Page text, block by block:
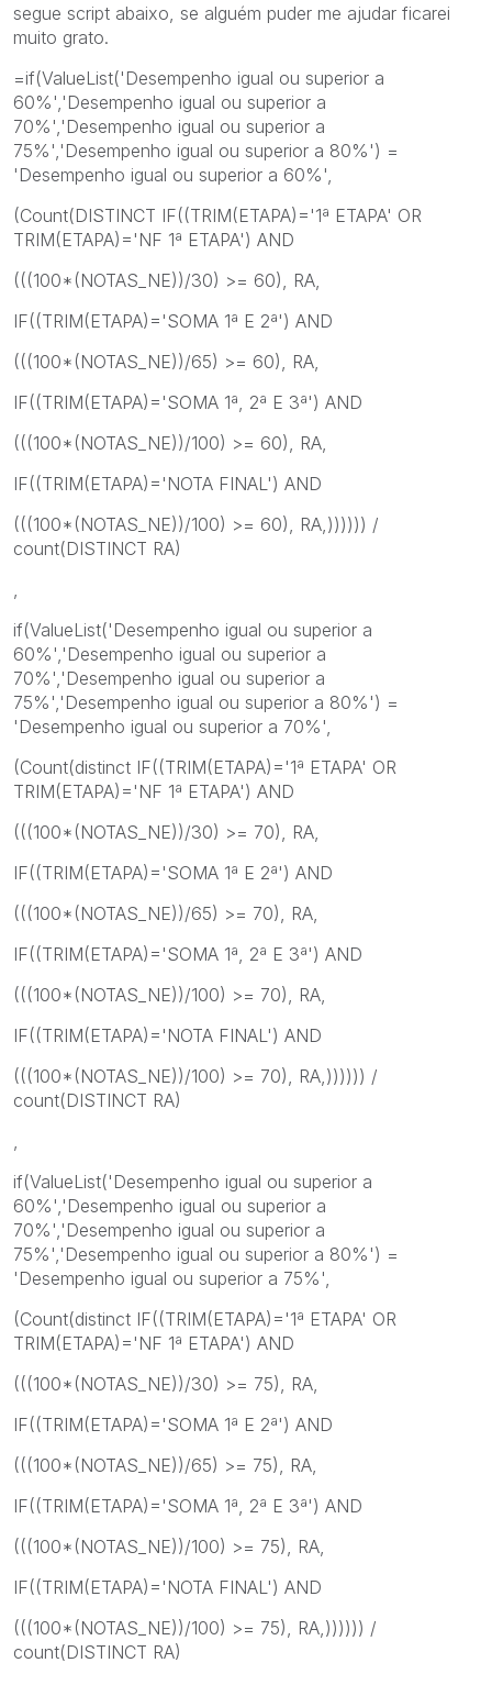
segue script abaixo, se alguém puder me ajudar ficarei
muito grato.
=if(ValueList('Desempenho igual ou superior a
60%','Desempenho igual ou superior a
70%','Desempenho igual ou superior a
75%','Desempenho igual ou superior a 80%') =
'Desempenho igual ou superior a 60%',
(Count(DISTINCT IF((TRIM(ETAPA)='1ª ETAPA' OR
TRIM(ETAPA)='NF 1ª ETAPA') AND
(((100*(NOTAS_NE))/30) >= 60), RA,
IF((TRIM(ETAPA)='SOMA 1ª E 2ª') AND
(((100*(NOTAS_NE))/65) >= 60), RA,
IF((TRIM(ETAPA)='SOMA 1ª, 2ª E 3ª') AND
(((100*(NOTAS_NE))/100) >= 60), RA,
IF((TRIM(ETAPA)='NOTA FINAL') AND
(((100*(NOTAS_NE))/100) >= 60), RA,)))))) /
count(DISTINCT RA)
if(ValueList('Desempenho igual ou superior a
60%','Desempenho igual ou superior a
70%','Desempenho igual ou superior a
75%','Desempenho igual ou superior a 80%') =
'Desempenho igual ou superior a 70%',
(Count(distinct IF((TRIM(ETAPA)='1ª ETAPA' OR
TRIM(ETAPA)='NF 1ª ETAPA') AND
(((100*(NOTAS_NE))/30) >= 70), RA,
IF((TRIM(ETAPA)='SOMA 1ª E 2ª') AND
(((100*(NOTAS_NE))/65) >= 70), RA,
IF((TRIM(ETAPA)='SOMA 1ª, 2ª E 3ª') AND
(((100*(NOTAS_NE))/100) >= 70), RA,
IF((TRIM(ETAPA)='NOTA FINAL') AND
(((100*(NOTAS_NE))/100) >= 70), RA,)))))) /
count(DISTINCT RA)
if(ValueList('Desempenho igual ou superior a
60%','Desempenho igual ou superior a
70%','Desempenho igual ou superior a
75%','Desempenho igual ou superior a 80%') =
'Desempenho igual ou superior a 75%',
(Count(distinct IF((TRIM(ETAPA)='1ª ETAPA' OR
TRIM(ETAPA)='NF 1ª ETAPA') AND
(((100*(NOTAS_NE))/30) >= 75), RA,
IF((TRIM(ETAPA)='SOMA 1ª E 2ª') AND
(((100*(NOTAS_NE))/65) >= 75), RA,
IF((TRIM(ETAPA)='SOMA 1ª, 2ª E 3ª') AND
(((100*(NOTAS_NE))/100) >= 75), RA,
IF((TRIM(ETAPA)='NOTA FINAL') AND
(((100*(NOTAS_NE))/100) >= 75), RA,)))))) /
count(DISTINCT RA)